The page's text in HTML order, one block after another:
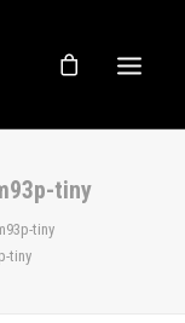
tiny
tiny
tiny